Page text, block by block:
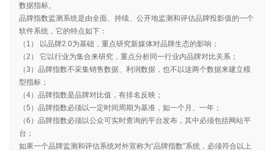
数据指标。
品牌指数监测系统是由全面、持续、公开地监测和评估品牌投影值的一个
软件系统，它的特点如下：
（1） 以品牌2.0为基础，重点研究新媒体对品牌生态的影响；
（2） 它以行业为集合来研究，重点分析同一行业内品牌对比关系；
（3）品牌指数不采集销售数据、利润数据，也不以这两个数据来建立模
型指标；
（4）品牌指数是品牌对比值，有排名反映；
（5）品牌指数必须以一定时间周期为基准，如一个月、一年；
（6）品牌指数必须以公众可实时查询的平台发布，其中必须包括网站平
台；
如果一个品牌监测和评估系统对外宣称为“品牌指数”系统，必须符合以上